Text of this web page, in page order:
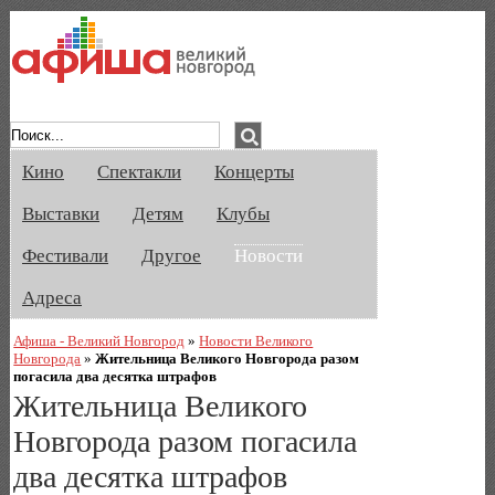
Кино Спектакли
Концерты
Выставки
Детям
Клубы
Фестивали
Другое
Новости
Адреса
Афиша - Великий Новгород »Новости Великого
Новгорода »Жительница Великого Новгорода разом
погасила два десятка штрафов
Жительница Великого
Новгорода разом погасила
два десятка штрафов